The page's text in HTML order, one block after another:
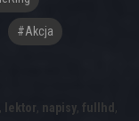
#akcja
, lektor, napisy, fullhd ,